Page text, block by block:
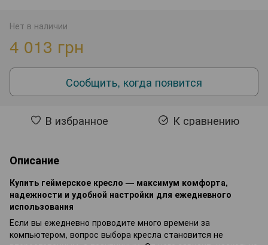
Нет в наличии
4 013 грн
Сообщить, когда появится
В избранное К сравнению
Описание
Купить геймерское кресло — максимум комфорта,
надежности и удобной настройки для ежедневного
использования
Если вы ежедневно проводите много времени за
компьютером, вопрос выбора кресла становится не